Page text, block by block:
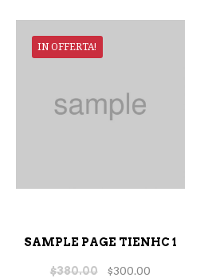
IN OFFERTA!
SAMPLE PAGE TIENHC 1
$380.00 $300.00